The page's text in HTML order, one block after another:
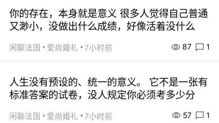
你的存在，本身就是意义 很多人觉得自己普通
又渺小，没做出什么成绩，好像活着没什么
闲聊法国 爱尚婚礼 7小时前 87 1
人生没有预设的、统一的意义。 它不是一张有
标准答案的试卷，没人规定你必须考多少分
闲聊法国 爱尚婚礼 7小时前 57 1